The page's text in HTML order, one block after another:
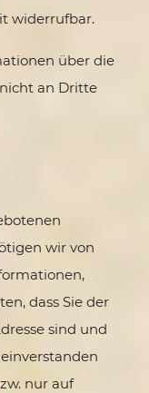
widerrufbar.
über die
an Dritte
wir von
dass Sie der
sind und
nur auf